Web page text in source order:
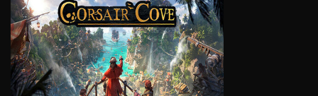
VIEW